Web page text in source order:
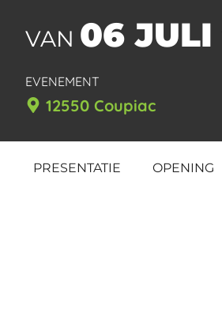
VAN 06 JULI
EVENEMENT
12550 Coupiac
PRESENTATIE OPENING